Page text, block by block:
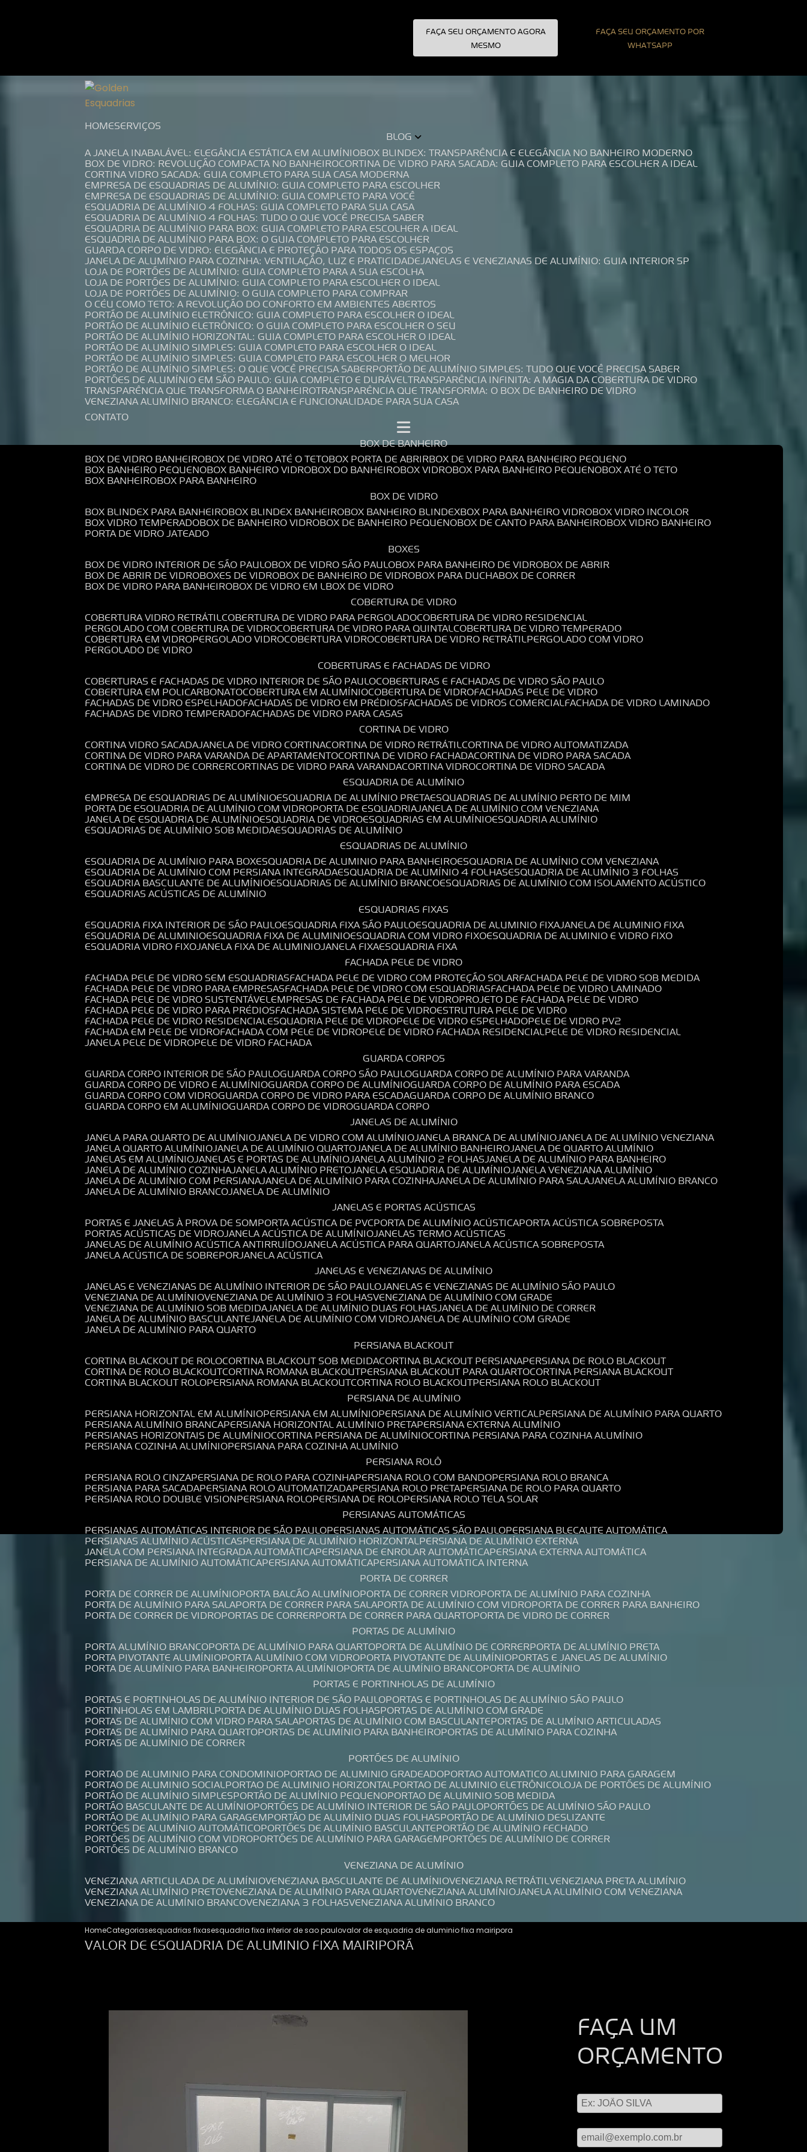
FAÇA SEU ORÇAMENTO AGORA
MESMO
FAÇA SEU ORÇAMENTO POR
WHATSAPP
HOME SERVIÇOS
BLOG
A JANELA INABALÁVEL: ELEGÂNCIA ESTÁTICA EM ALUMÍNIO BOX BLINDEX: TRANSPARÊNCIA E ELEGÂNCIA NO BANHEIRO MODERNO
BOX DE VIDRO: REVOLUÇÃO COMPACTA NO BANHEIRO CORTINA DE VIDRO PARA SACADA: GUIA COMPLETO PARA ESCOLHER A IDEAL
CORTINA VIDRO SACADA: GUIA COMPLETO PARA SUA CASA MODERNA
EMPRESA DE ESQUADRIAS DE ALUMÍNIO: GUIA COMPLETO PARA ESCOLHER
EMPRESA DE ESQUADRIAS DE ALUMÍNIO: GUIA COMPLETO PARA VOCÊ
ESQUADRIA DE ALUMÍNIO 4 FOLHAS: GUIA COMPLETO PARA SUA CASA
ESQUADRIA DE ALUMÍNIO 4 FOLHAS: TUDO O QUE VOCÊ PRECISA SABER
ESQUADRIA DE ALUMÍNIO PARA BOX: GUIA COMPLETO PARA ESCOLHER A IDEAL
ESQUADRIA DE ALUMÍNIO PARA BOX: O GUIA COMPLETO PARA ESCOLHER
GUARDA CORPO DE VIDRO: ELEGÂNCIA E PROTEÇÃO PARA TODOS OS ESPAÇOS
JANELA DE ALUMÍNIO PARA COZINHA: VENTILAÇÃO, LUZ E PRATICIDADE JANELAS E VENEZIANAS DE ALUMÍNIO: GUIA INTERIOR SP
LOJA DE PORTÕES DE ALUMÍNIO: GUIA COMPLETO PARA A SUA ESCOLHA
LOJA DE PORTÕES DE ALUMÍNIO: GUIA COMPLETO PARA ESCOLHER O IDEAL
LOJA DE PORTÕES DE ALUMÍNIO: O GUIA COMPLETO PARA COMPRAR
O CÉU COMO TETO: A REVOLUÇÃO DO CONFORTO EM AMBIENTES ABERTOS
PORTÃO DE ALUMÍNIO ELETRÔNICO: GUIA COMPLETO PARA ESCOLHER O IDEAL
PORTÃO DE ALUMÍNIO ELETRÔNICO: O GUIA COMPLETO PARA ESCOLHER O SEU
PORTÃO DE ALUMÍNIO HORIZONTAL: GUIA COMPLETO PARA ESCOLHER O IDEAL
PORTÃO DE ALUMÍNIO SIMPLES: GUIA COMPLETO PARA ESCOLHER O IDEAL
PORTÃO DE ALUMÍNIO SIMPLES: GUIA COMPLETO PARA ESCOLHER O MELHOR
PORTÃO DE ALUMÍNIO SIMPLES: O QUE VOCÊ PRECISA SABER PORTÃO DE ALUMÍNIO SIMPLES: TUDO QUE VOCÊ PRECISA SABER
PORTÕES DE ALUMÍNIO EM SÃO PAULO: GUIA COMPLETO E DURÁVEL TRANSPARÊNCIA INFINITA: A MAGIA DA COBERTURA DE VIDRO
TRANSPARÊNCIA QUE TRANSFORMA O BANHEIRO TRANSPARÊNCIA QUE TRANSFORMA: O BOX DE BANHEIRO DE VIDRO
VENEZIANA ALUMÍNIO BRANCO: ELEGÂNCIA E FUNCIONALIDADE PARA SUA CASA
CONTATO
BOX DE BANHEIRO
BOX DE VIDRO BANHEIRO BOX DE VIDRO ATÉ O TETO BOX PORTA DE ABRIR BOX DE VIDRO PARA BANHEIRO PEQUENO
BOX BANHEIRO PEQUENO BOX BANHEIRO VIDRO BOX DO BANHEIRO BOX VIDRO BOX PARA BANHEIRO PEQUENO BOX ATÉ O TETO
BOX BANHEIRO BOX PARA BANHEIRO
BOX DE VIDRO
BOX BLINDEX PARA BANHEIRO BOX BLINDEX BANHEIRO BOX BANHEIRO BLINDEX BOX PARA BANHEIRO VIDRO BOX VIDRO INCOLOR
BOX VIDRO TEMPERADO BOX DE BANHEIRO VIDRO BOX DE BANHEIRO PEQUENO BOX DE CANTO PARA BANHEIRO BOX VIDRO BANHEIRO
PORTA DE VIDRO JATEADO
BOXES
BOX DE VIDRO INTERIOR DE SÃO PAULO BOX DE VIDRO SÃO PAULO BOX PARA BANHEIRO DE VIDRO BOX DE ABRIR
BOX DE ABRIR DE VIDRO BOXES DE VIDRO BOX DE BANHEIRO DE VIDRO BOX PARA DUCHA BOX DE CORRER
BOX DE VIDRO PARA BANHEIRO BOX DE VIDRO EM L BOX DE VIDRO
COBERTURA DE VIDRO
COBERTURA VIDRO RETRÁTIL COBERTURA DE VIDRO PARA PERGOLADO COBERTURA DE VIDRO RESIDENCIAL
PERGOLADO COM COBERTURA DE VIDRO COBERTURA DE VIDRO PARA QUINTAL COBERTURA DE VIDRO TEMPERADO
COBERTURA EM VIDRO PERGOLADO VIDRO COBERTURA VIDRO COBERTURA DE VIDRO RETRÁTIL PERGOLADO COM VIDRO
PERGOLADO DE VIDRO
COBERTURAS E FACHADAS DE VIDRO
COBERTURAS E FACHADAS DE VIDRO INTERIOR DE SÃO PAULO COBERTURAS E FACHADAS DE VIDRO SÃO PAULO
COBERTURA EM POLICARBONATO COBERTURA EM ALUMÍNIO COBERTURA DE VIDRO FACHADAS PELE DE VIDRO
FACHADAS DE VIDRO ESPELHADO FACHADAS DE VIDRO EM PRÉDIOS FACHADAS DE VIDROS COMERCIAL FACHADA DE VIDRO LAMINADO
FACHADAS DE VIDRO TEMPERADO FACHADAS DE VIDRO PARA CASAS
CORTINA DE VIDRO
CORTINA VIDRO SACADA JANELA DE VIDRO CORTINA CORTINA DE VIDRO RETRÁTIL CORTINA DE VIDRO AUTOMATIZADA
CORTINA DE VIDRO PARA VARANDA DE APARTAMENTO CORTINA DE VIDRO FACHADA CORTINA DE VIDRO PARA SACADA
CORTINA DE VIDRO DE CORRER CORTINAS DE VIDRO PARA VARANDA CORTINA VIDRO CORTINA DE VIDRO SACADA
ESQUADRIA DE ALUMÍNIO
EMPRESA DE ESQUADRIAS DE ALUMÍNIO ESQUADRIA DE ALUMÍNIO PRETA ESQUADRIAS DE ALUMÍNIO PERTO DE MIM
PORTA DE ESQUADRIA DE ALUMÍNIO COM VIDRO PORTA DE ESQUADRIA JANELA DE ALUMÍNIO COM VENEZIANA
JANELA DE ESQUADRIA DE ALUMÍNIO ESQUADRIA DE VIDRO ESQUADRIAS EM ALUMÍNIO ESQUADRIA ALUMÍNIO
ESQUADRIAS DE ALUMÍNIO SOB MEDIDA ESQUADRIAS DE ALUMÍNIO
ESQUADRIAS DE ALUMÍNIO
ESQUADRIA DE ALUMÍNIO PARA BOX ESQUADRIA DE ALUMINIO PARA BANHEIRO ESQUADRIA DE ALUMÍNIO COM VENEZIANA
ESQUADRIA DE ALUMÍNIO COM PERSIANA INTEGRADA ESQUADRIA DE ALUMÍNIO 4 FOLHAS ESQUADRIA DE ALUMÍNIO 3 FOLHAS
ESQUADRIA BASCULANTE DE ALUMÍNIO ESQUADRIAS DE ALUMÍNIO BRANCO ESQUADRIAS DE ALUMÍNIO COM ISOLAMENTO ACÚSTICO
ESQUADRIAS ACÚSTICAS DE ALUMÍNIO
ESQUADRIAS FIXAS
ESQUADRIA FIXA INTERIOR DE SÃO PAULO ESQUADRIA FIXA SÃO PAULO ESQUADRIA DE ALUMINIO FIXA JANELA DE ALUMINIO FIXA
ESQUADRIA DE ALUMINIO ESQUADRIA FIXA DE ALUMINIO ESQUADRIA COM VIDRO FIXO ESQUADRIA DE ALUMINIO E VIDRO FIXO
ESQUADRIA VIDRO FIXO JANELA FIXA DE ALUMINIO JANELA FIXA ESQUADRIA FIXA
FACHADA PELE DE VIDRO
FACHADA PELE DE VIDRO SEM ESQUADRIAS FACHADA PELE DE VIDRO COM PROTEÇÃO SOLAR FACHADA PELE DE VIDRO SOB MEDIDA
FACHADA PELE DE VIDRO PARA EMPRESAS FACHADA PELE DE VIDRO COM ESQUADRIAS FACHADA PELE DE VIDRO LAMINADO
FACHADA PELE DE VIDRO SUSTENTÁVEL EMPRESAS DE FACHADA PELE DE VIDRO PROJETO DE FACHADA PELE DE VIDRO
FACHADA PELE DE VIDRO PARA PRÉDIOS FACHADA SISTEMA PELE DE VIDRO ESTRUTURA PELE DE VIDRO
FACHADA PELE DE VIDRO RESIDENCIAL ESQUADRIA PELE DE VIDRO PELE DE VIDRO ESPELHADO PELE DE VIDRO PV2
FACHADA EM PELE DE VIDRO FACHADA COM PELE DE VIDRO PELE DE VIDRO FACHADA RESIDENCIAL PELE DE VIDRO RESIDENCIAL
JANELA PELE DE VIDRO PELE DE VIDRO FACHADA
GUARDA CORPOS
GUARDA CORPO INTERIOR DE SÃO PAULO GUARDA CORPO SÃO PAULO GUARDA CORPO DE ALUMÍNIO PARA VARANDA
GUARDA CORPO DE VIDRO E ALUMÍNIO GUARDA CORPO DE ALUMÍNIO GUARDA CORPO DE ALUMÍNIO PARA ESCADA
GUARDA CORPO COM VIDRO GUARDA CORPO DE VIDRO PARA ESCADA GUARDA CORPO DE ALUMÍNIO BRANCO
GUARDA CORPO EM ALUMÍNIO GUARDA CORPO DE VIDRO GUARDA CORPO
JANELAS DE ALUMÍNIO
JANELA PARA QUARTO DE ALUMÍNIO JANELA DE VIDRO COM ALUMÍNIO JANELA BRANCA DE ALUMÍNIO JANELA DE ALUMÍNIO VENEZIANA
JANELA QUARTO ALUMÍNIO JANELA DE ALUMÍNIO QUARTO JANELA DE ALUMÍNIO BANHEIRO JANELA DE QUARTO ALUMÍNIO
JANELAS EM ALUMÍNIO JANELAS E PORTAS DE ALUMÍNIO JANELA ALUMÍNIO 2 FOLHAS JANELA DE ALUMÍNIO PARA BANHEIRO
JANELA DE ALUMÍNIO COZINHA JANELA ALUMÍNIO PRETO JANELA ESQUADRIA DE ALUMÍNIO JANELA VENEZIANA ALUMÍNIO
JANELA DE ALUMÍNIO COM PERSIANA JANELA DE ALUMÍNIO PARA COZINHA JANELA DE ALUMÍNIO PARA SALA JANELA ALUMÍNIO BRANCO
JANELA DE ALUMÍNIO BRANCO JANELA DE ALUMÍNIO
JANELAS E PORTAS ACÚSTICAS
PORTAS E JANELAS À PROVA DE SOM PORTA ACÚSTICA DE PVC PORTA DE ALUMÍNIO ACÚSTICA PORTA ACÚSTICA SOBREPOSTA
PORTAS ACÚSTICAS DE VIDRO JANELA ACÚSTICA DE ALUMÍNIO JANELAS TERMO ACÚSTICAS
JANELAS DE ALUMÍNIO ACÚSTICA ANTIRRUÍDO JANELA ACÚSTICA PARA QUARTO JANELA ACÚSTICA SOBREPOSTA
JANELA ACÚSTICA DE SOBREPOR JANELA ACÚSTICA
JANELAS E VENEZIANAS DE ALUMÍNIO
JANELAS E VENEZIANAS DE ALUMÍNIO INTERIOR DE SÃO PAULO JANELAS E VENEZIANAS DE ALUMÍNIO SÃO PAULO
VENEZIANA DE ALUMÍNIO VENEZIANA DE ALUMÍNIO 3 FOLHAS VENEZIANA DE ALUMÍNIO COM GRADE
VENEZIANA DE ALUMÍNIO SOB MEDIDA JANELA DE ALUMÍNIO DUAS FOLHAS JANELA DE ALUMÍNIO DE CORRER
JANELA DE ALUMÍNIO BASCULANTE JANELA DE ALUMÍNIO COM VIDRO JANELA DE ALUMÍNIO COM GRADE
JANELA DE ALUMÍNIO PARA QUARTO
PERSIANA BLACKOUT
CORTINA BLACKOUT DE ROLO CORTINA BLACKOUT SOB MEDIDA CORTINA BLACKOUT PERSIANA PERSIANA DE ROLO BLACKOUT
CORTINA DE ROLO BLACKOUT CORTINA ROMANA BLACKOUT PERSIANA BLACKOUT PARA QUARTO CORTINA PERSIANA BLACKOUT
CORTINA BLACKOUT ROLO PERSIANA ROMANA BLACKOUT CORTINA ROLO BLACKOUT PERSIANA ROLO BLACKOUT
PERSIANA DE ALUMÍNIO
PERSIANA HORIZONTAL EM ALUMÍNIO PERSIANA EM ALUMÍNIO PERSIANA DE ALUMÍNIO VERTICAL PERSIANA DE ALUMÍNIO PARA QUARTO
PERSIANA ALUMÍNIO BRANCA PERSIANA HORIZONTAL ALUMÍNIO PRETA PERSIANA EXTERNA ALUMÍNIO
PERSIANAS HORIZONTAIS DE ALUMÍNIO CORTINA PERSIANA DE ALUMÍNIO CORTINA PERSIANA PARA COZINHA ALUMÍNIO
PERSIANA COZINHA ALUMÍNIO PERSIANA PARA COZINHA ALUMÍNIO
PERSIANA ROLÔ
PERSIANA ROLO CINZA PERSIANA DE ROLO PARA COZINHA PERSIANA ROLO COM BANDO PERSIANA ROLO BRANCA
PERSIANA PARA SACADA PERSIANA ROLO AUTOMATIZADA PERSIANA ROLO PRETA PERSIANA DE ROLO PARA QUARTO
PERSIANA ROLO DOUBLE VISION PERSIANA ROLO PERSIANA DE ROLO PERSIANA ROLO TELA SOLAR
PERSIANAS AUTOMÁTICAS
PERSIANAS AUTOMÁTICAS INTERIOR DE SÃO PAULO PERSIANAS AUTOMÁTICAS SÃO PAULO PERSIANA BLECAUTE AUTOMÁTICA
PERSIANAS ALUMÍNIO ACÚSTICAS PERSIANA DE ALUMÍNIO HORIZONTAL PERSIANA DE ALUMÍNIO EXTERNA
JANELA COM PERSIANA INTEGRADA AUTOMÁTICA PERSIANA DE ENROLAR AUTOMÁTICA PERSIANA EXTERNA AUTOMÁTICA
PERSIANA DE ALUMÍNIO AUTOMÁTICA PERSIANA AUTOMÁTICA PERSIANA AUTOMÁTICA INTERNA
PORTA DE CORRER
PORTA DE CORRER DE ALUMÍNIO PORTA BALCÃO ALUMÍNIO PORTA DE CORRER VIDRO PORTA DE ALUMÍNIO PARA COZINHA
PORTA DE ALUMÍNIO PARA SALA PORTA DE CORRER PARA SALA PORTA DE ALUMÍNIO COM VIDRO PORTA DE CORRER PARA BANHEIRO
PORTA DE CORRER DE VIDRO PORTAS DE CORRER PORTA DE CORRER PARA QUARTO PORTA DE VIDRO DE CORRER
PORTAS DE ALUMÍNIO
PORTA ALUMÍNIO BRANCO PORTA DE ALUMÍNIO PARA QUARTO PORTA DE ALUMÍNIO DE CORRER PORTA DE ALUMÍNIO PRETA
PORTA PIVOTANTE ALUMÍNIO PORTA ALUMÍNIO COM VIDRO PORTA PIVOTANTE DE ALUMÍNIO PORTAS E JANELAS DE ALUMÍNIO
PORTA DE ALUMÍNIO PARA BANHEIRO PORTA ALUMÍNIO PORTA DE ALUMÍNIO BRANCO PORTA DE ALUMÍNIO
PORTAS E PORTINHOLAS DE ALUMÍNIO
PORTAS E PORTINHOLAS DE ALUMÍNIO INTERIOR DE SÃO PAULO PORTAS E PORTINHOLAS DE ALUMÍNIO SÃO PAULO
PORTINHOLAS EM LAMBRIL PORTA DE ALUMÍNIO DUAS FOLHAS PORTAS DE ALUMÍNIO COM GRADE
PORTAS DE ALUMÍNIO COM VIDRO PARA SALA PORTAS DE ALUMÍNIO COM BASCULANTE PORTAS DE ALUMÍNIO ARTICULADAS
PORTAS DE ALUMÍNIO PARA QUARTO PORTAS DE ALUMÍNIO PARA BANHEIRO PORTAS DE ALUMÍNIO PARA COZINHA
PORTAS DE ALUMÍNIO DE CORRER
PORTÕES DE ALUMÍNIO
PORTAO DE ALUMINIO PARA CONDOMINIO PORTAO DE ALUMINIO GRADEADO PORTAO AUTOMATICO ALUMINIO PARA GARAGEM
PORTAO DE ALUMINIO SOCIAL PORTAO DE ALUMINIO HORIZONTAL PORTAO DE ALUMINIO ELETRÔNICO LOJA DE PORTÕES DE ALUMÍNIO
PORTÃO DE ALUMÍNIO SIMPLES PORTÃO DE ALUMÍNIO PEQUENO PORTAO DE ALUMINIO SOB MEDIDA
PORTÃO BASCULANTE DE ALUMÍNIO PORTÕES DE ALUMÍNIO INTERIOR DE SÃO PAULO PORTÕES DE ALUMÍNIO SÃO PAULO
PORTÃO DE ALUMÍNIO PARA GARAGEM PORTÃO DE ALUMÍNIO DUAS FOLHAS PORTÃO DE ALUMÍNIO DESLIZANTE
PORTÕES DE ALUMÍNIO AUTOMÁTICO PORTÕES DE ALUMÍNIO BASCULANTE PORTÃO DE ALUMÍNIO FECHADO
PORTÕES DE ALUMÍNIO COM VIDRO PORTÕES DE ALUMÍNIO PARA GARAGEM PORTÕES DE ALUMÍNIO DE CORRER
PORTÕES DE ALUMÍNIO BRANCO
VENEZIANA DE ALUMÍNIO
VENEZIANA ARTICULADA DE ALUMÍNIO VENEZIANA BASCULANTE DE ALUMÍNIO VENEZIANA RETRÁTIL VENEZIANA PRETA ALUMÍNIO
VENEZIANA ALUMÍNIO PRETO VENEZIANA DE ALUMÍNIO PARA QUARTO VENEZIANA ALUMÍNIO JANELA ALUMÍNIO COM VENEZIANA
VENEZIANA DE ALUMÍNIO BRANCO VENEZIANA 3 FOLHAS VENEZIANA ALUMÍNIO BRANCO
HomeCategoriasesquadrias fixasesquadria fixa interior de sao paulovalor de esquadria de aluminio fixa mairipora
VALOR DE ESQUADRIA DE ALUMINIO FIXA MAIRIPORÃ
FAÇA UM
ORÇAMENTO